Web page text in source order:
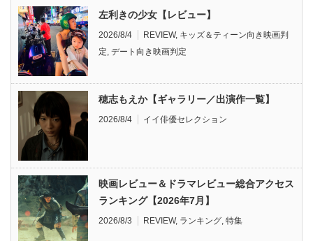
左利きの少女【レビュー】
2026/8/4 REVIEW, キッズ＆ティーン向き映画判
定 デート向き映画判定
穂志もえか【ギャラリー／出演作一覧】
2026/8/4 イイ俳優セレクション
映画レビュー＆ドラマレビュー総合アクセス
ランキング【2026年7月】
2026/8/3 REVIEW, ランキング 特集